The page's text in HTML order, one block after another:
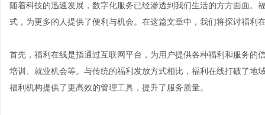
随着科技的迅速发展，数字化服务已经渗透到我们生活的方方面面
式，为更多的人提供了便利与机会。在这篇文章中，我们将探讨福利
首先，福利在线是指通过互联网平台，为用户提供各种福利和服务的
培训、就业机会等。与传统的福利发放方式相比，福利在线打破了地
福利机构提供了更高效的管理工具，提升了服务质量。